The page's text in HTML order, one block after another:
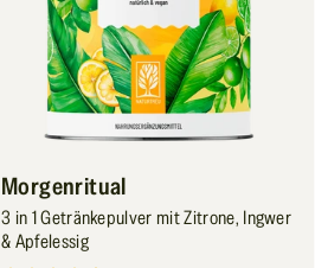
Morgenritual
3 in 1 Getränkepulver mit Zitrone, Ingwer
& Apfelessig